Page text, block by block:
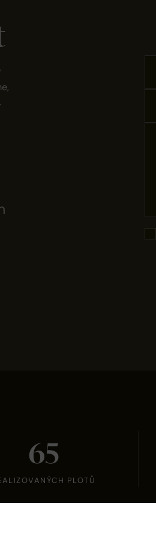
65
PLOTŮ